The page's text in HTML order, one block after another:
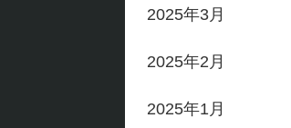
2025年3月
2025年2月
2025年1月